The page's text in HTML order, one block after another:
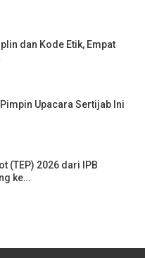
dan Kode Etik, Empat
Upacara Sertijab Ini
(TEP) 2026 dari IPB
ke…